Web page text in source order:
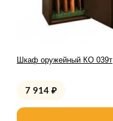
Шкаф оружейный КО 039т
7 914 ₽